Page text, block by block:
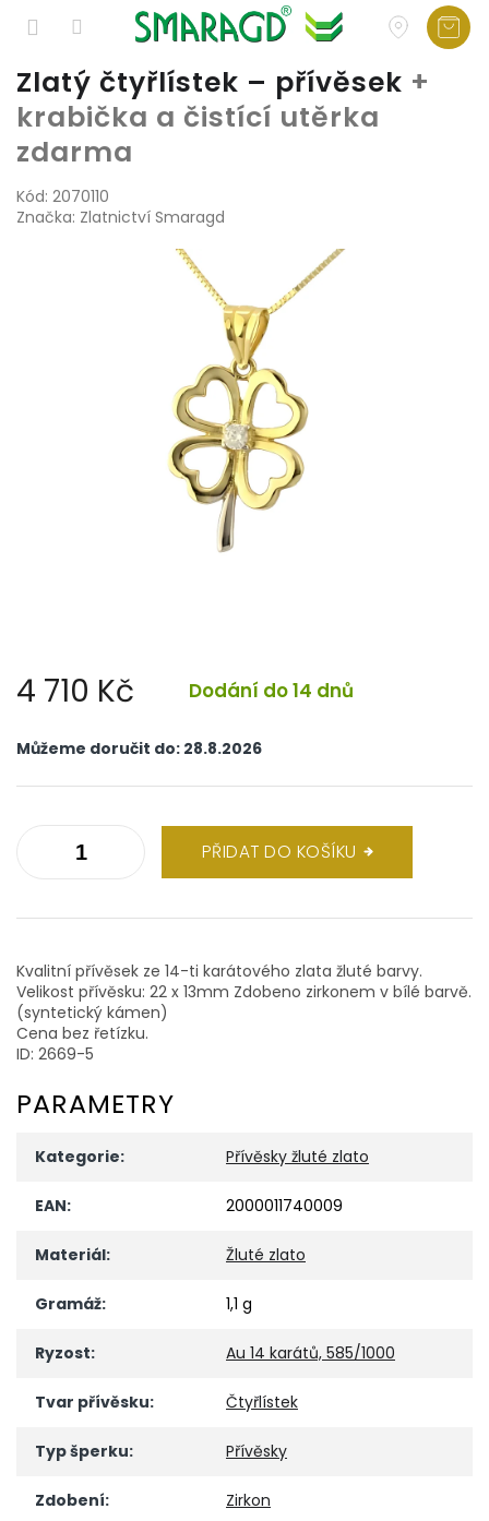
Přejít
na
obsah
Zlatý čtyřlístek – přívěsek +
krabička a čistící utěrka
zdarma
Kód: 2070110
Značka: Zlatnictví Smaragd
4 710 Kč Dodání do 14 dnů
cena:
Můžeme doručit do: 28.8.2026
PŘIDAT DO KOŠÍKU
Kvalitní přívěsek ze 14-ti karátového zlata žluté barvy.
Velikost přívěsku: 22 x 13mm Zdobeno zirkonem v bílé barvě.
(syntetický kámen)
Cena bez řetízku.
ID: 2669-5
PARAMETRY
Kategorie: Přívěsky žluté zlato
EAN: 2000011740009
Materiál: Žluté zlato
Gramáž: 1,1 g
Ryzost: Au 14 karátů, 585/1000
Tvar přívěsku: Čtyřlístek
Typ šperku: Přívěsky
Zdobení: Zirkon